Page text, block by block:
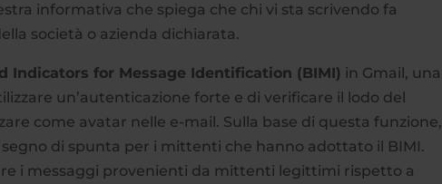
informativa che spiega che chi vi sta scrivendo fa
società o azienda dichiarata.
Indicators for Message Identification (BIMI) in Gmail, una
un’autenticazione forte e di verificare il lodo del
come avatar nelle e-mail. Sulla base di questa funzione,
di spunta per i mittenti che hanno adottato il BIMI.
i messaggi provenienti da mittenti legittimi rispetto a